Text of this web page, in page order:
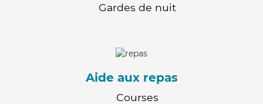
Gardes de nuit
Aide aux repas
Courses